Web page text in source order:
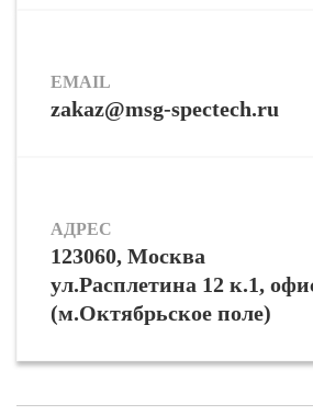
EMAIL
zakaz@msg-spectech.ru
АДРЕС
123060, Москва
ул.Расплетина 12 к.1,
(м.Октябрьское поле)